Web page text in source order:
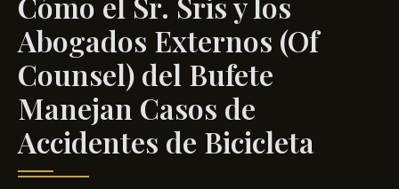
Abogados Externos (Of
Counsel) del Bufete
Manejan Casos de
Accidentes de Bicicleta